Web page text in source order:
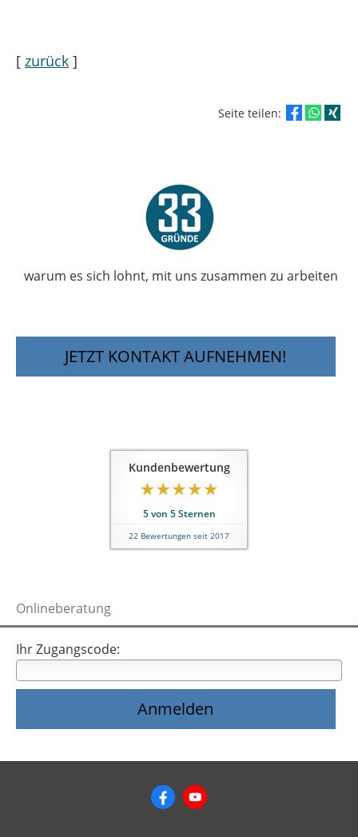
[ zurück ]
Seite teilen:
warum es sich lohnt, mit uns zusammen zu arbeiten
JETZT KONTAKT AUFNEHMEN!
Kundenbewertung
5von 5Sternen
22 Bewertungen seit 2017
Onlineberatung
Ihr Zugangscode: